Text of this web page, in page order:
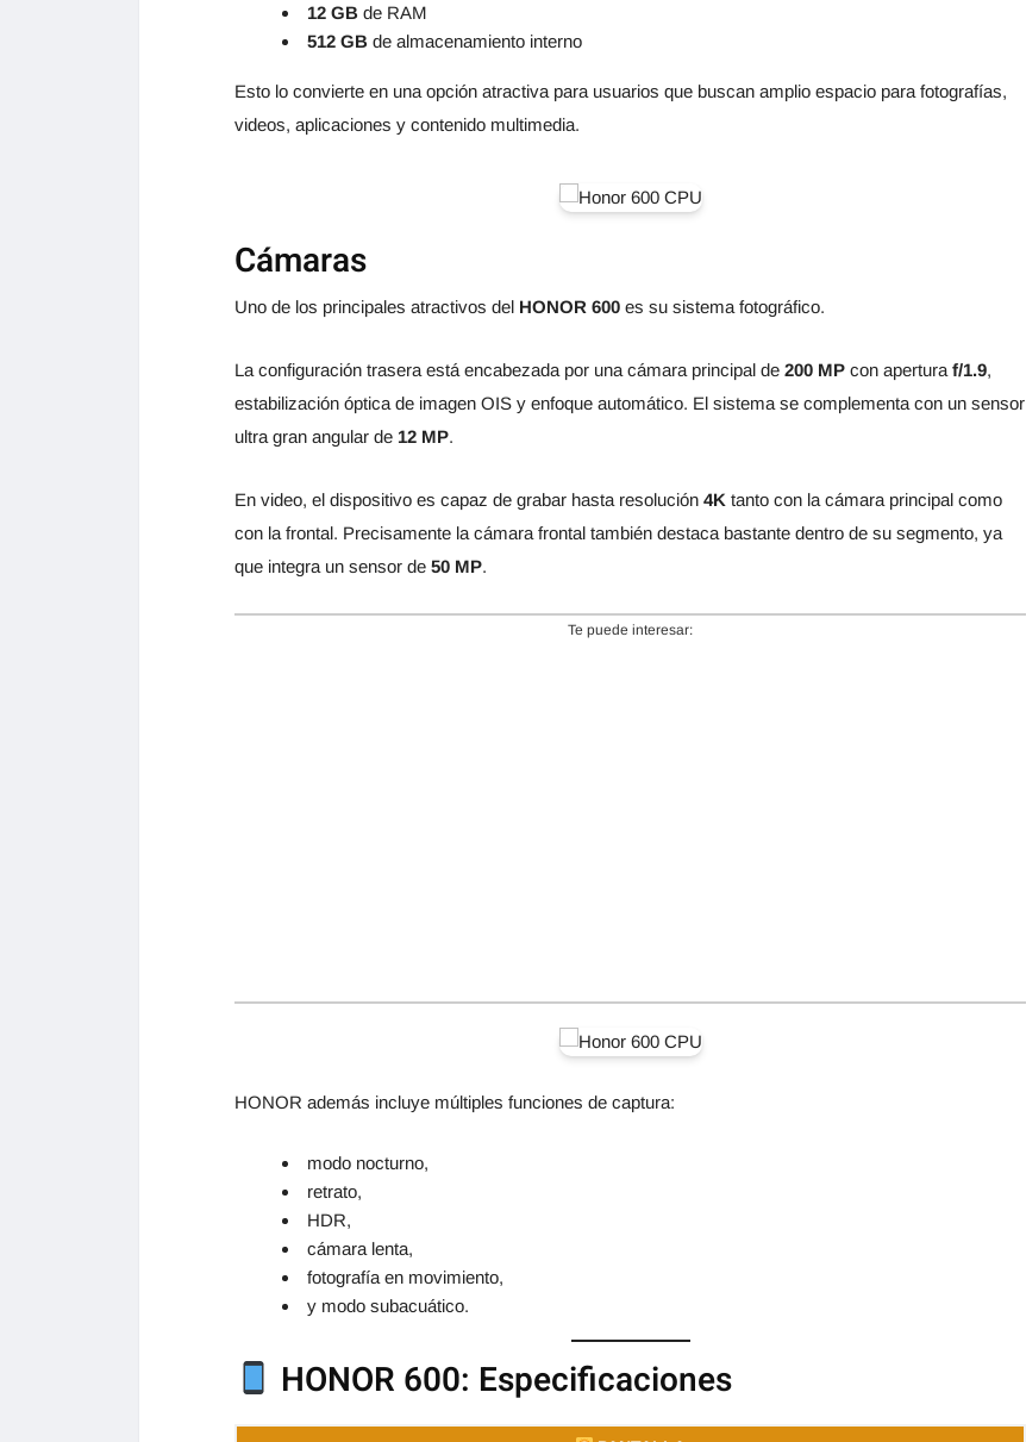
12 GB de RAM
512 GB de almacenamiento interno
Esto lo convierte en una opción atractiva para usuarios que buscan amplio espacio para fotografías,
videos, aplicaciones y contenido multimedia.
Cámaras
Uno de los principales atractivos del HONOR 600 es su sistema fotográfico.
La configuración trasera está encabezada por una cámara principal de 200 MP con apertura f/1.9,
estabilización óptica de imagen OIS y enfoque automático. El sistema se complementa con un sensor
ultra gran angular de 12 MP.
En video, el dispositivo es capaz de grabar hasta resolución 4K tanto con la cámara principal como
con la frontal. Precisamente la cámara frontal también destaca bastante dentro de su segmento, ya
que integra un sensor de 50 MP.
Te puede interesar:
HONOR además incluye múltiples funciones de captura:
modo nocturno,
retrato,
HDR,
cámara lenta,
fotografía en movimiento,
y modo subacuático.
HONOR 600: Especificaciones